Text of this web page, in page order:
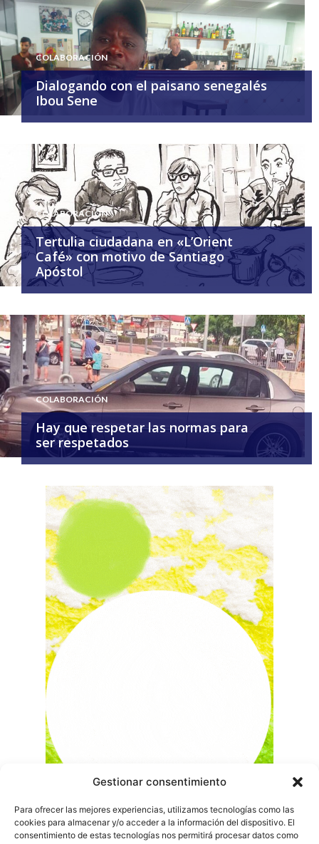
Gestionar consentimiento
Para ofrecer las mejores experiencias, utilizamos tecnologías como las
cookies para almacenar y/o acceder a la información del dispositivo. El
consentimiento de estas tecnologías nos permitirá procesar datos como
COLABORACIÓN
Dialogando con el paisano senegalés
Ibou Sene
COLABORACIÓN
Tertulia ciudadana en «L’Orient
Café» con motivo de Santiago
Apóstol
COLABORACIÓN
Hay que respetar las normas para
ser respetados